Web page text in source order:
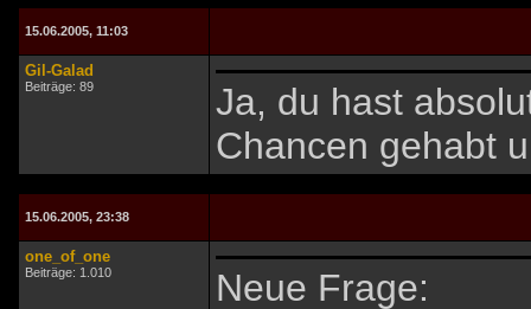
15.06.2005, 11:03
Gil-Galad
Beiträge: 89
Ja, du hast
Chancen gehabt
15.06.2005, 23:38
one_of_one
Beiträge: 1.010
Neue Frage: